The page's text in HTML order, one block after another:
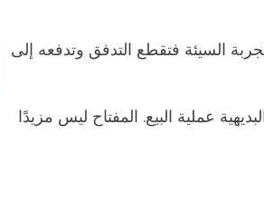
السيئة فتقطع التدفق وتدفعه إلى
عملية البيع. المفتاح ليس مزيدًا